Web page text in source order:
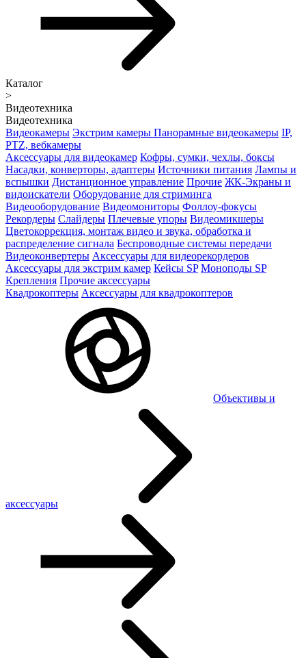
Каталог
>
Видеотехника
Видеотехника
Видеокамеры Экстрим камеры Панорамные видеокамеры IP,
PTZ, вебкамеры
Аксессуары для видеокамер Кофры, сумки, чехлы, боксы
Насадки, конверторы, адаптеры Источники питания Лампы и
вспышки Дистанционное управление Прочие ЖК-Экраны и
видоискатели Оборудование для стриминга
Видеооборудование Видеомониторы Фоллоу-фокусы
Рекордеры Слайдеры Плечевые упоры Видеомикшеры
Цветокоррекция, монтаж видео и звука, обработка и
распределение сигнала Беспроводные системы передачи
Видеоконвертеры Аксессуары для видеорекордеров
Аксессуары для экстрим камер Кейсы SP Моноподы SP
Крепления Прочие аксессуары
Квадрокоптеры Аксессуары для квадрокоптеров
Объективы и
аксессуары